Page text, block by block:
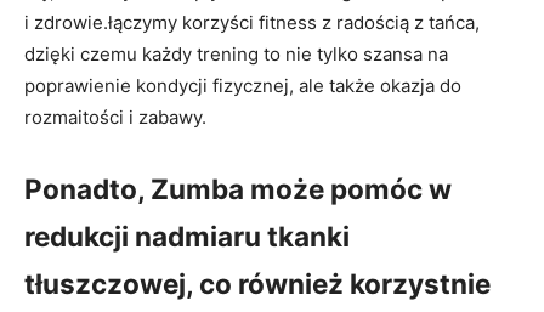
i zdrowie.łączymy korzyści fitness z radością z tańca,
dzięki czemu każdy trening to nie tylko szansa na
poprawienie kondycji fizycznej, ale także okazja do
rozmaitości i zabawy.
Ponadto, Zumba może pomóc w
redukcji nadmiaru tkanki
tłuszczowej, co również korzystnie